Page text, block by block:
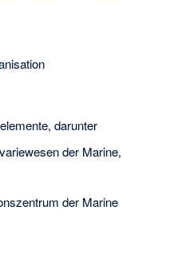
darunter
der Marine,
der Marine